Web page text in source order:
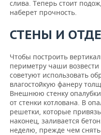
слива. Теперь стоит
наберет прочность.
СТЕНЫ И
Чтобы построить
периметру чаши возвести
советуют использовать
влагостойкую фанеру
Внешнюю стенку
от стенки котлована. В
решетки, которые
наконец, заливается
неделю, прежде чем снять